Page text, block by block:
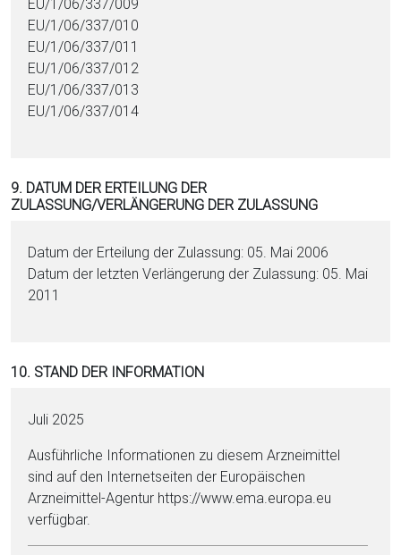
EU/1/06/337/009
EU/1/06/337/010
EU/1/06/337/011
EU/1/06/337/012
EU/1/06/337/013
EU/1/06/337/014
9. DATUM DER ERTEILUNG DER
ZULASSUNG/VERLÄNGERUNG DER ZULASSUNG
Datum der Erteilung der Zulassung: 05. Mai 2006
Datum der letzten Verlängerung der Zulassung: 05. Mai
2011
10. STAND DER INFORMATION
Juli 2025
Ausführliche Informationen zu diesem Arzneimittel
sind auf den Internetseiten der Europäischen
Arzneimittel-Agentur https://www.ema.eu­ropa.eu
verfügbar.